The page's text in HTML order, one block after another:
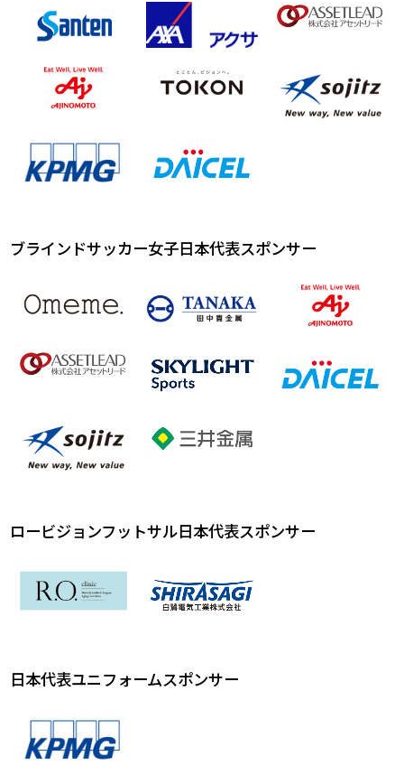
ブラインドサッカー女子日本代表スポンサー
ロービジョンフットサル日本代表スポンサー
日本代表ユニフォームスポンサー